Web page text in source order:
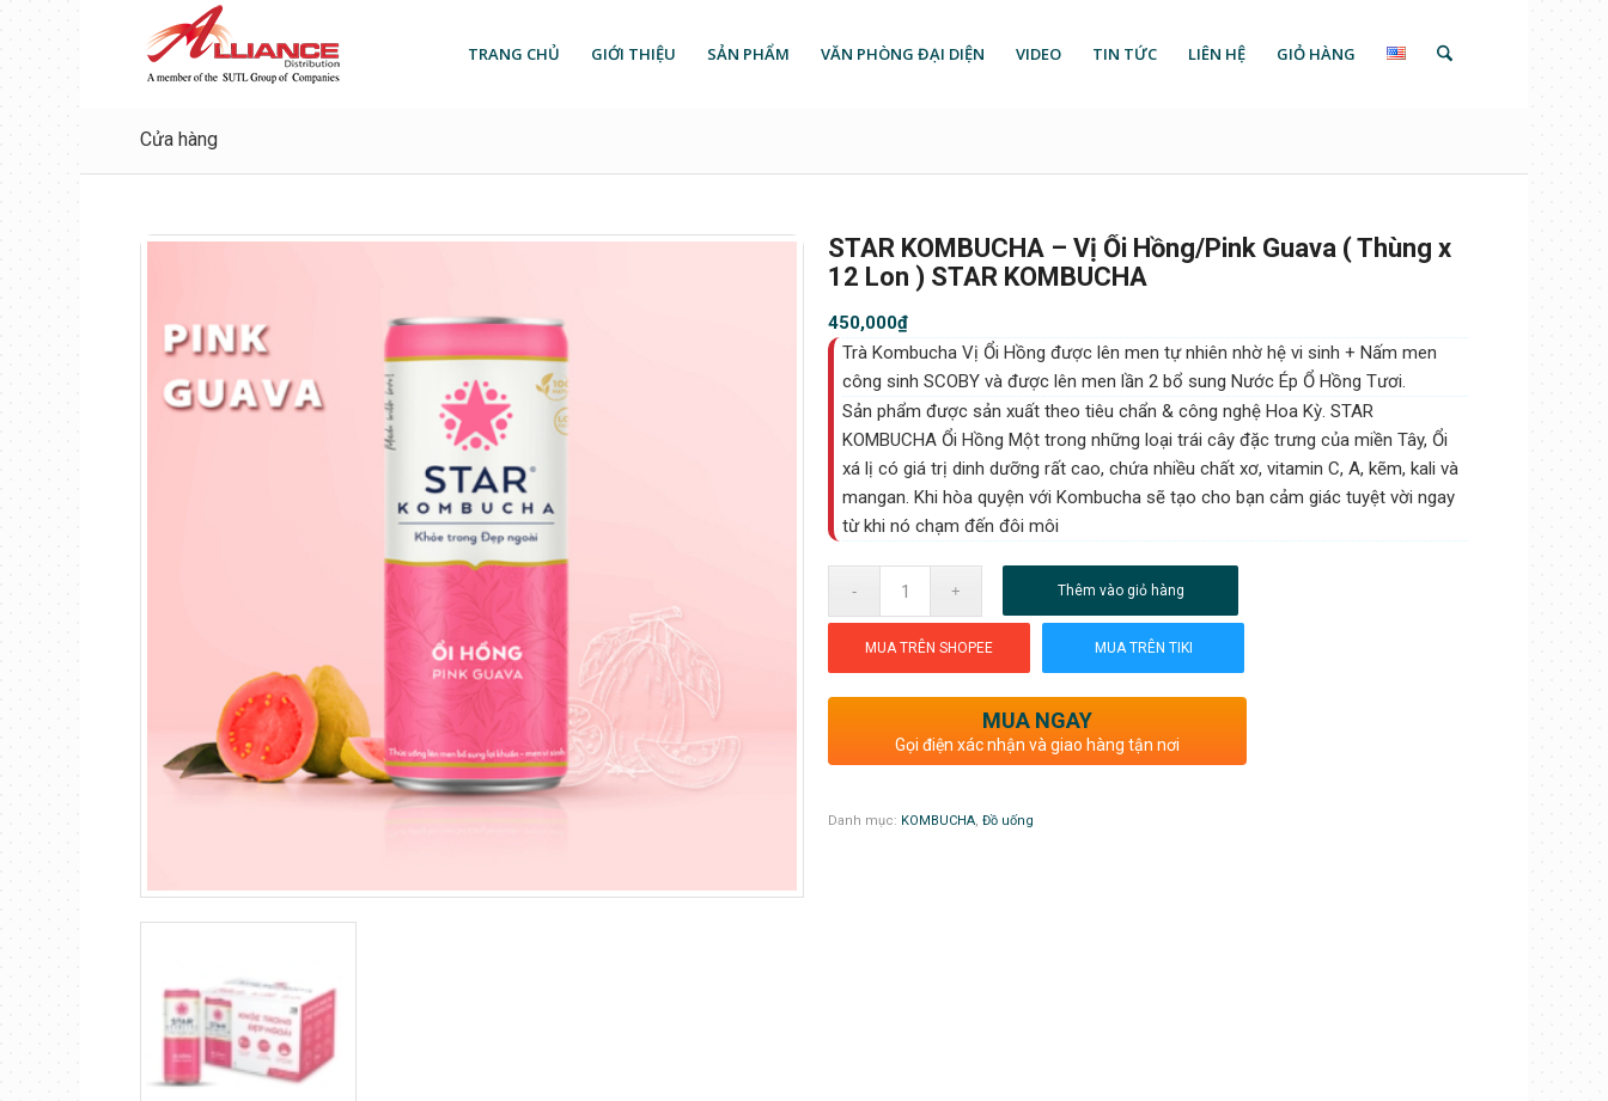
TRANG CHỦ GIỚI THIỆU SẢN PHẨM VĂN PHÒNG ĐẠI DIỆN VIDEO TIN TỨC LIÊN HỆ GIỎ HÀNG
Cửa hàng
STAR KOMBUCHA – Vị Ổi Hồng/Pink Guava ( Thùng x
12 Lon ) STAR KOMBUCHA
450,000₫
Trà Kombucha Vị Ổi Hồng được lên men tự nhiên nhờ hệ vi sinh + Nấm men
công sinh SCOBY và được lên men lần 2 bổ sung Nước Ép Ổ Hồng Tươi.
Sản phẩm được sản xuất theo tiêu chẩn & công nghệ Hoa Kỳ. STAR
KOMBUCHA Ổi Hồng Một trong những loại trái cây đặc trưng của miền Tây, Ổi
xá lị có giá trị dinh dưỡng rất cao, chứa nhiều chất xơ, vitamin C, A, kẽm, kali và
mangan. Khi hòa quyện với Kombucha sẽ tạo cho bạn cảm giác tuyệt vời ngay
từ khi nó chạm đến đôi môi
Thêm vào giỏ hàng
MUA TRÊN SHOPEE MUA TRÊN TIKI
MUA NGAY
Gọi điện xác nhận và giao hàng tận nơi
Danh mục: KOMBUCHA, Đồ uống